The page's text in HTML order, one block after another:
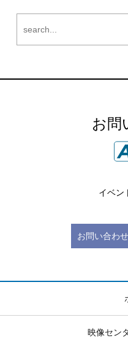
お問
イベン
お問い合わ
映像セン